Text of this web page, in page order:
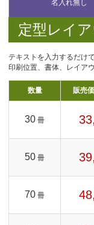
定型レイア
テキストを入力するだけ
印刷位置、書体、レイア
数量 販売
30 冊
50 冊
70 冊